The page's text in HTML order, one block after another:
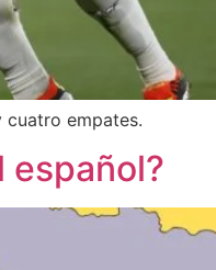
empates.
español?